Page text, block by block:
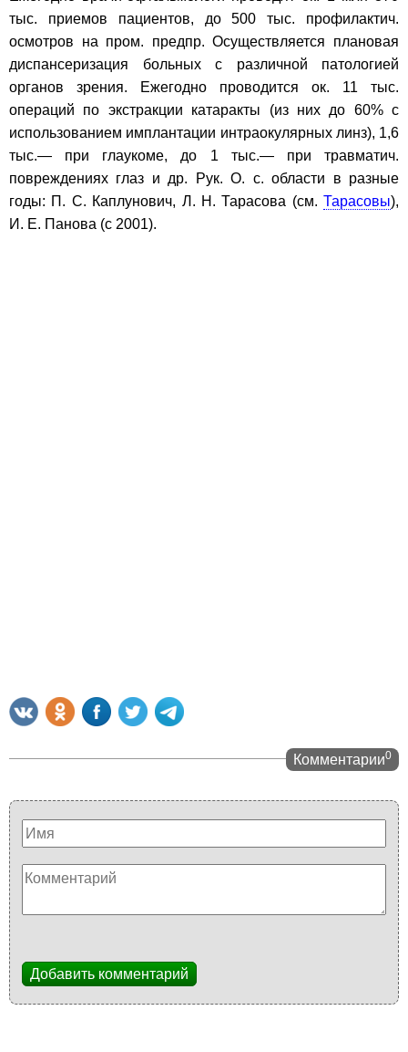
тыс. приемов пациентов, до 500 тыс. профилактич.
осмотров на пром. предпр. Осуществляется плановая
диспансеризация больных с различной патологией
органов зрения. Ежегодно проводится ок. 11 тыс.
операций по экстракции катаракты (из них до 60% с
использованием имплантации интраокулярных линз), 1,6
тыс.— при глаукоме, до 1 тыс.— при травматич.
повреждениях глаз и др. Рук. О. с. области в разные
годы: П. С. Каплунович, Л. Н. Тарасова (см. Тарасовы),
И. Е. Панова (с 2001).
Комментарии0
Добавить комментарий